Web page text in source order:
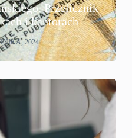
Przelicznik
i kantorach
2024